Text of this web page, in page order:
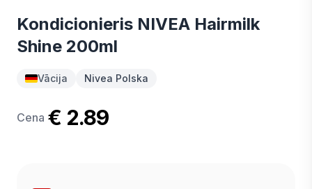
Kondicionieris NIVEA Hairmilk
Shine 200ml
Vācija Nivea Polska
Cena € 2.89